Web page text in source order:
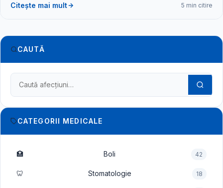
Citește mai mult 5 min citire
CAUTĂ
Caută în dicționarul medical
CATEGORII MEDICALE
🏥 Boli 42
🦷 Stomatologie 18